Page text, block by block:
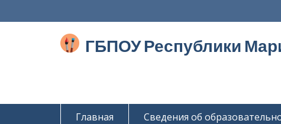
ГБПОУ Республики
Главная Сведения об